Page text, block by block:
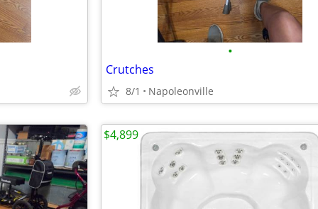
•
Crutches
8/1 Napoleonville
$4,899